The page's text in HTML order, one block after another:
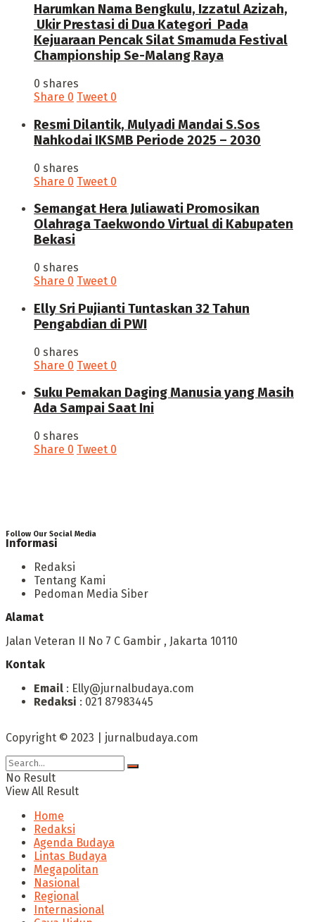
Harumkan Nama Bengkulu, Izzatul Azizah,
Ukir Prestasi di Dua Kategori Pada
Kejuaraan Pencak Silat Smamuda Festival
Championship Se-Malang Raya
0 shares
Share 0 Tweet 0
Resmi Dilantik, Mulyadi Mandai S.Sos
Nahkodai IKSMB Periode 2025 – 2030
0 shares
Share 0 Tweet 0
Semangat Hera Juliawati Promosikan
Olahraga Taekwondo Virtual di Kabupaten
Bekasi
0 shares
Share 0 Tweet 0
Elly Sri Pujianti Tuntaskan 32 Tahun
Pengabdian di PWI
0 shares
Share 0 Tweet 0
‎Suku Pemakan Daging Manusia yang Masih
Ada Sampai Saat Ini
0 shares
Share 0 Tweet 0
Follow Our Social Media
Informasi
Redaksi
Tentang Kami
Pedoman Media Siber
Alamat
Jalan Veteran II No 7 C Gambir , Jakarta 10110
Kontak
Email : Elly@jurnalbudaya.com
Redaksi : 021 87983445
Copyright © 2023 | jurnalbudaya.com
No Result
View All Result
Home
Redaksi
Agenda Budaya
Lintas Budaya
Megapolitan
Nasional
Regional
Internasional